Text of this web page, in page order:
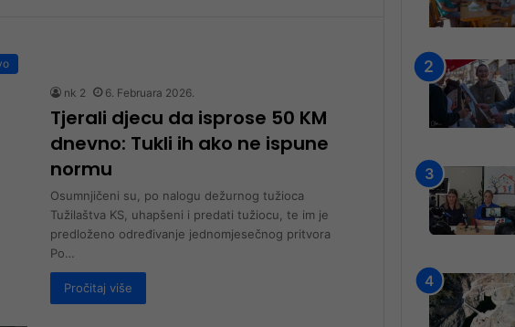
nk 2 6. Februara 2026.
Tjerali djecu da isprose 50 KM
dnevno: Tukli ih ako ne ispune
normu
Osumnjičeni su, po nalogu dežurnog tužioca
Tužilaštva KS, uhapšeni i predati tužiocu, te im je
predloženo određivanje jednomjesečnog pritvora
Po…
Pročitaj više